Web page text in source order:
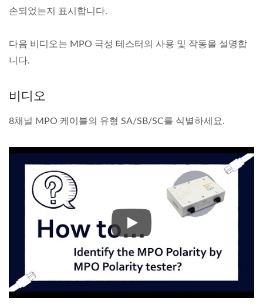
손되었는지 표시합니다.
다음 비디오는 MPO 극성 테스터의 사용 및 작동을 설명합
니다.
비디오
8채널 MPO 케이블의 유형 SA/SB/SC를 식별하세요.
8채널 MPO 케이블의 유형 SA/